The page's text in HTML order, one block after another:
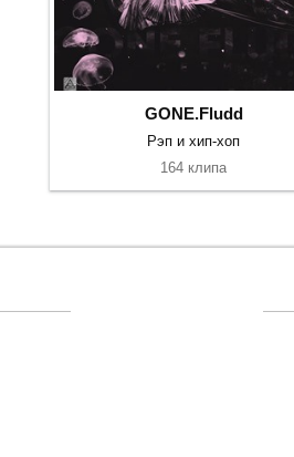
GONE.Fludd
Рэп и хип-хоп
164 клипа